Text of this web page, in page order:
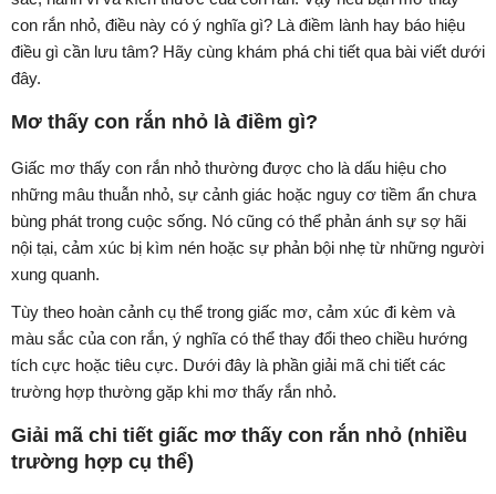
con rắn nhỏ, điều này có ý nghĩa gì? Là điềm lành hay báo hiệu
điều gì cần lưu tâm? Hãy cùng khám phá chi tiết qua bài viết dưới
đây.
Mơ thấy con rắn nhỏ là điềm gì?
Giấc mơ thấy con rắn nhỏ thường được cho là dấu hiệu cho
những mâu thuẫn nhỏ, sự cảnh giác hoặc nguy cơ tiềm ẩn chưa
bùng phát trong cuộc sống. Nó cũng có thể phản ánh sự sợ hãi
nội tại, cảm xúc bị kìm nén hoặc sự phản bội nhẹ từ những người
xung quanh.
Tùy theo hoàn cảnh cụ thể trong giấc mơ, cảm xúc đi kèm và
màu sắc của con rắn, ý nghĩa có thể thay đổi theo chiều hướng
tích cực hoặc tiêu cực. Dưới đây là phần giải mã chi tiết các
trường hợp thường gặp khi mơ thấy rắn nhỏ.
Giải mã chi tiết giấc mơ thấy con rắn nhỏ (nhiều
trường hợp cụ thể)